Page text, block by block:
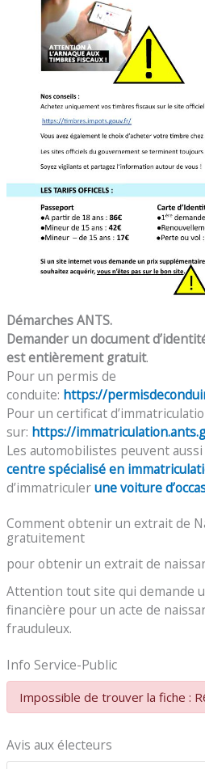
Démarches ANTS.
Demander un document
est entièrement gratuit.
Pour un permis de
conduite: https://
Pour un certificat
sur: https://
Les automobilistes peuvent
centre spécialisé en
d’immatriculerune voiture
Comment obtenir un extrait de
gratuitement
pour obtenir un extrait de
Attention tout site qui demande
financière pour un acte de
frauduleux.
Info Service-Public
Impossible de trouver la fiche :
Avis aux électeurs